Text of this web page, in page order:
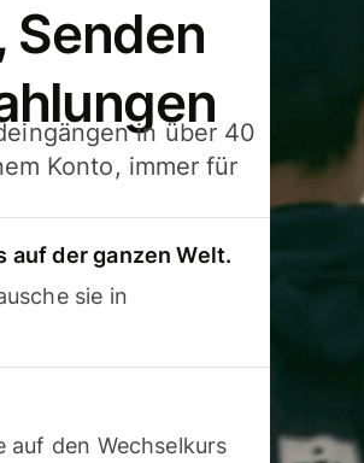
Senden
in über 40
Konto, immer für
auf der ganzen Welt.
sie in
auf den Wechselkurs